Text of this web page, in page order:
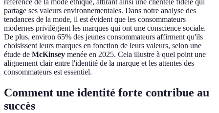
référence de la mode éthique, attirant ainsi une clientèle fidèle qui
partage ses valeurs environnementales. Dans notre analyse des
tendances de la mode, il est évident que les consommateurs
modernes privilégient les marques qui ont une conscience sociale.
De plus, environ 65% des jeunes consommateurs affirment qu'ils
choisissent leurs marques en fonction de leurs valeurs, selon une
étude de McKinsey menée en 2025. Cela illustre à quel point une
alignement clair entre l'identité de la marque et les attentes des
consommateurs est essentiel.
Comment une identité forte contribue au
succès